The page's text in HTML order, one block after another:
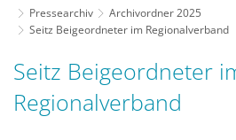
Pressearchiv
Archivordner 2025
Seitz Beigeordneter im Regionalverband
Seitz Beigeordneter
Regionalverband